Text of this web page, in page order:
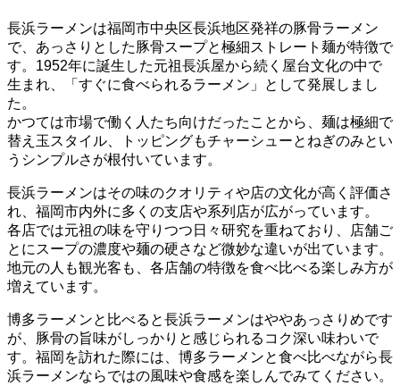
長浜ラーメンは福岡市中央区長浜地区発祥の豚骨ラーメン
で、あっさりとした豚骨スープと極細ストレート麺が特徴で
す。1952年に誕生した元祖長浜屋から続く屋台文化の中で
生まれ、「すぐに食べられるラーメン」として発展しまし
た。
かつては市場で働く人たち向けだったことから、麺は極細で
替え玉スタイル、トッピングもチャーシューとねぎのみとい
うシンプルさが根付いています。
長浜ラーメンはその味のクオリティや店の文化が高く評価さ
れ、福岡市内外に多くの支店や系列店が広がっています。
各店では元祖の味を守りつつ日々研究を重ねており、店舗ご
とにスープの濃度や麺の硬さなど微妙な違いが出ています。
地元の人も観光客も、各店舗の特徴を食べ比べる楽しみ方が
増えています。
博多ラーメンと比べると長浜ラーメンはややあっさりめです
が、豚骨の旨味がしっかりと感じられるコク深い味わいで
す。福岡を訪れた際には、博多ラーメンと食べ比べながら長
浜ラーメンならではの風味や食感を楽しんでみてください。